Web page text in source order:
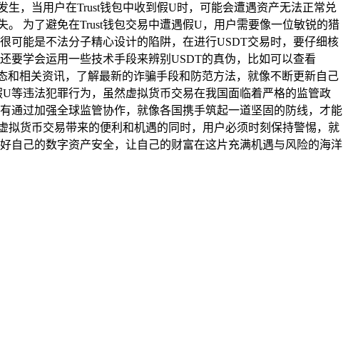
，当用户在Trust钱包中收到假U时，可能会遭遇资产无法正常兑
为了避免在Trust钱包交易中遭遇假U，用户需要像一位敏锐的猎
可能是不法分子精心设计的陷阱，在进行USDT交易时，要仔细核
要学会运用一些技术手段来辨别USDT的真伪，比如可以查看
相关资讯，了解最新的诈骗手段和防范方法，就像不断更新自己
等违法犯罪行为，虽然虚拟货币交易在我国面临着严格的监管政
通过加强全球监管协作，就像各国携手筑起一道坚固的防线，才能
货币交易带来的便利和机遇的同时，用户必须时刻保持警惕，就
自己的数字资产安全，让自己的财富在这片充满机遇与风险的海洋